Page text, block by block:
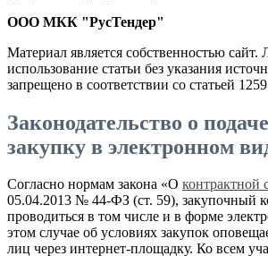
ООО МКК "РусТендер"
Материал является собственностью сайт.
использование статьи без указания
запрещено в соответствии со статьей
Законодательство о
закупку в электронном
Согласно нормам закона «О контрактной
05.04.2013 № 44-ФЗ (ст. 59), закупочный
проводиться в том числе и в форме
этом случае об условиях закупок
лиц через интернет-площадку. Ко всем